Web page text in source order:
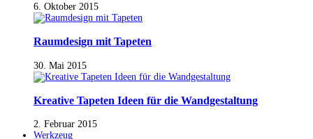
6. Oktober 2015
Raumdesign mit Tapeten
30. Mai 2015
Kreative Tapeten Ideen für die Wandgestaltung
2. Februar 2015
Werkzeug